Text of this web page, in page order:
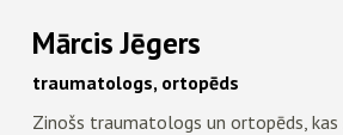
Mārcis Jēgers
traumatologs, ortopēds
Zinošs traumatologs un ortopēds,